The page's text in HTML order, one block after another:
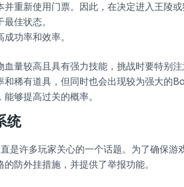
重新使用门票。因此，在决定进入王陵或
佳状态。
功率和效率。
血量较高且具有强力技能，挑战时要特别
稀有道具，但同时也会出现较为强大的
够提高过关的概率。
统
是许多玩家关心的一个话题。为了确保游
防外挂措施，并提供了举报功能。